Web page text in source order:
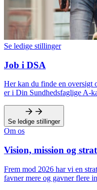
Se ledige stillinger
Job i DSA
Her kan du finde en oversigt
er i Din Sundhedsfaglige A-
Se ledige stillinger
Om os
Vision, mission og
Frem mod 2026 har vi en
favner mere og gavner flere